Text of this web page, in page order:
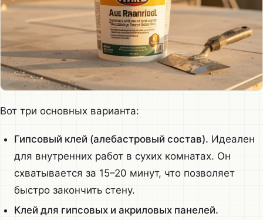
Вот три основных варианта:
Гипсовый клей (алебастровый состав). Идеален
для внутренних работ в сухих комнатах. Он
схватывается за 15–20 минут, что позволяет
быстро закончить стену.
Клей для гипсовых и акриловых панелей.